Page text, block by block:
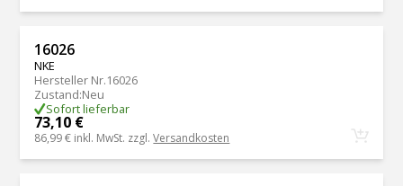
16026
NKE
Hersteller Nr.16026
Zustand:Neu
Sofort lieferbar
73,10 €
86,99 € inkl. MwSt. zzgl.Versandkosten